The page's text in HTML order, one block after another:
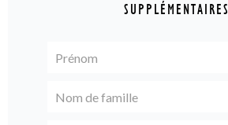
SUPPLÉMENTAIRES